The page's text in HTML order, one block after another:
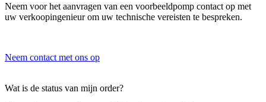
Neem voor het aanvragen van een voorbeeldpomp contact op met
uw verkoopingenieur om uw technische vereisten te bespreken.
Neem contact met ons op
Wat is de status van mijn order?